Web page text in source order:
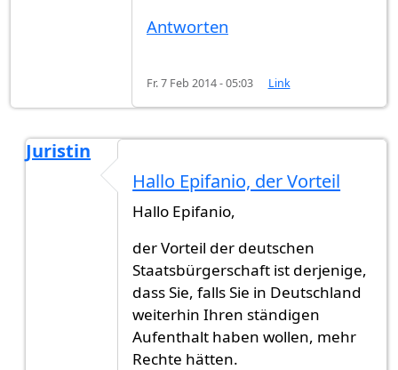
Antworten
Fr. 7 Feb 2014 - 05:03 Link
Juristin
Sehr geehrte Damen undvon
Hallo Epifanio, der Vorteil
Hallo Epifanio,
der Vorteil der deutschen
Staatsbürgerschaft ist derjenige,
dass Sie, falls Sie in Deutschland
weiterhin Ihren ständigen
Aufenthalt haben wollen, mehr
Rechte hätten.